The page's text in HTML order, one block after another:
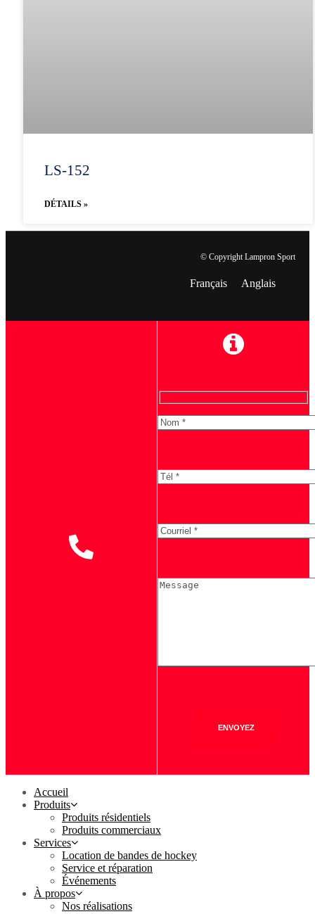
LS-152
DÉTAILS »
© Copyright Lampron Sport
Français Anglais
ENVOYEZ
Accueil
Produits
Produits résidentiels
Produits commerciaux
Services
Location de bandes de hockey
Service et réparation
Événements
À propos
Nos réalisations